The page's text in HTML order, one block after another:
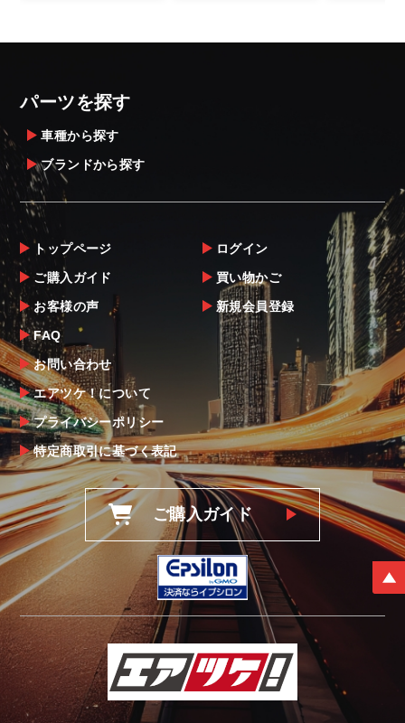
・発送先に、塗装・取付店等の業者様をご指
・メーカーによっては、配送先が自動車関連
業者でなければ、配送出来ないことがあるこ
とは予めご了承ください。
お届け商品について
商品到着後は速やかに開封のうえ、中身をご
確認下さい。
当社ならびにメーカーでは販売する商品に万
全を期すよう尽力しておりますが、
万一、商品に不具合があった場合は商品出荷
後5日以内にご連絡をお願いします。
なお、塗装・加工・装着後の交換や返品は、
理由を問わず一切お受けできません。
商品の不具合や状況は写真等をお願いする場
合もございますので、ご協力をお願いしま
す。
明らかに当社またはメーカーに瑕疵が認めら
れる場合（商品誤発送・初期不良・運送破損
等）につきましては、
当社よりメーカー・運送会社へ状況報告・確
認の上、同等品・代替品への交換対応の手配
をさせて頂きます。
尚、やむを得ず同等品・代替品をご用意出来
ない場合はご返金とさせて頂きます。
お客様のお支払い方法に関わらず、ご返金は
銀行振込となりますことを予めご了承下さ
い。
パーツを探す
車種から探す
ブランドから探す
トップページ
ご購入ガイド
お客様の声
FAQ
お問い合わせ
エアツケ！について
プライバシーポリシー
特定商取引に基づく表記
ログイン
買い物かご
新規会員登録
ご購入ガイド